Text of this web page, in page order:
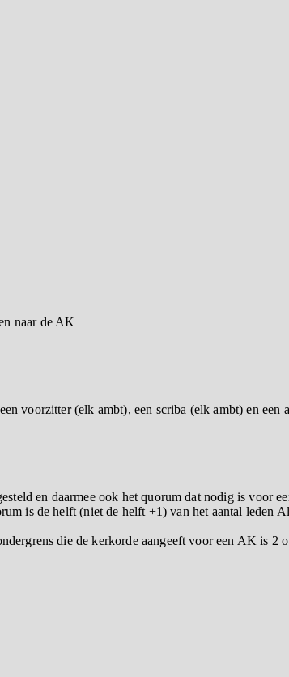
naar de AK
voorzitter (elk ambt), een scriba (elk ambt) en een
en daarmee ook het quorum dat nodig is voor
is de helft (niet de helft +1) van het aantal leden
die de kerkorde aangeeft voor een AK is 2